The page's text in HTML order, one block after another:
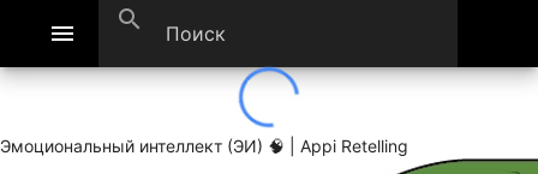
menu search
Эмоциональный интеллект (ЭИ) 🧠 | Appi Retelling